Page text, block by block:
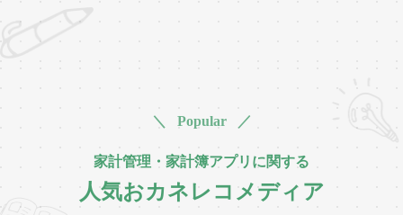
＼ Popular ／
家計管理・家計簿アプリに関する
人気おカネレコメディア